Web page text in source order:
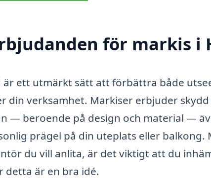
för markis i
är ett utmärkt sätt att förbättra både
din verksamhet. Markiser erbjuder
— beroende på design och material —
prägel på din uteplats eller balkong.
du vill anlita, är det viktigt att du
detta är en bra idé.